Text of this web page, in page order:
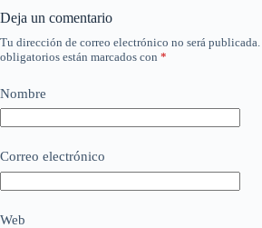
Deja un comentario
Tu dirección de correo electrónico no será publicada.
obligatorios están marcados con *
Nombre
Correo electrónico
Web